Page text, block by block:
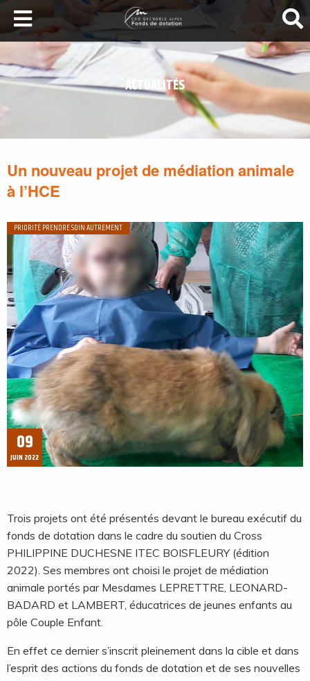
LA SANTÉ AU SOMMET
DEVENEZ MÉCÈNES
NOS PROJETS
ILS NOUS SOUTIENNENT
FAIRE UN DON
ACTUALITÉS
Un nouveau projet de médiation animale
à l’HCE
PRIORITÉ PRENDRE SOIN AUTREMENT
09
JUIN 2022
Trois projets ont été présentés devant le bureau exécutif du
fonds de dotation dans le cadre du soutien du Cross
PHILIPPINE DUCHESNE ITEC BOISFLEURY (édition
2022). Ses membres ont choisi le projet de médiation
animale portés par Mesdames LEPRETTRE, LEONARD-
BADARD et LAMBERT, éducatrices de jeunes enfants au
pôle Couple Enfant.
En effet ce dernier s’inscrit pleinement dans la cible et dans
l’esprit des actions du fonds de dotation et de ses nouvelles